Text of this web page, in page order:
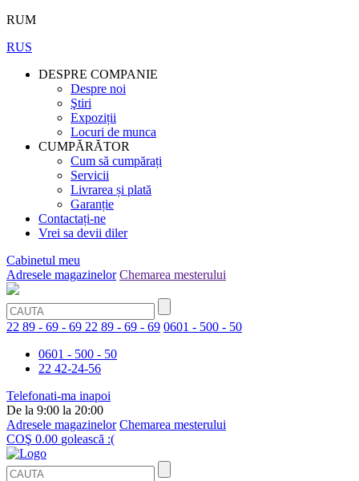
RUM
RUS
DESPRE COMPANIE
Despre noi
Ştiri
Expoziții
Locuri de munca
CUMPĂRĂTOR
Cum să cumpărați
Servicii
Livrarea și plată
Garanție
Contactați-ne
Vrei sa devii diler
Cabinetul meu
Adresele magazinelor Chemarea mesterului
22 89 - 69 - 69 22 89 - 69 - 69 0601 - 500 - 50
0601 - 500 - 50
22 42-24-56
Telefonati-ma inapoi
De la 9:00 la 20:00
Adresele magazinelor Chemarea mesterului
COŞ 0.00 golească :(